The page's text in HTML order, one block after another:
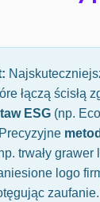
łączą ścisłą
ESG (np.
trwały grawer
logo